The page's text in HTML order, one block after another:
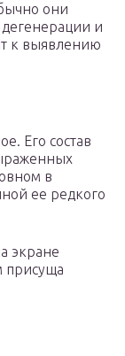
они
и
к выявлению
Его состав
в
ее редкого
экране
присуща